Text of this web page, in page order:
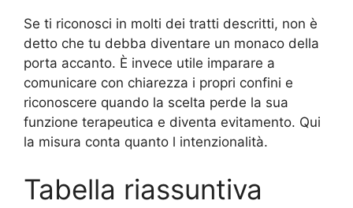
Se ti riconosci in molti dei tratti descritti, non è
detto che tu debba diventare un monaco della
porta accanto. È invece utile imparare a
comunicare con chiarezza i propri confini e
riconoscere quando la scelta perde la sua
funzione terapeutica e diventa evitamento. Qui
la misura conta quanto l intenzionalità.
Tabella riassuntiva